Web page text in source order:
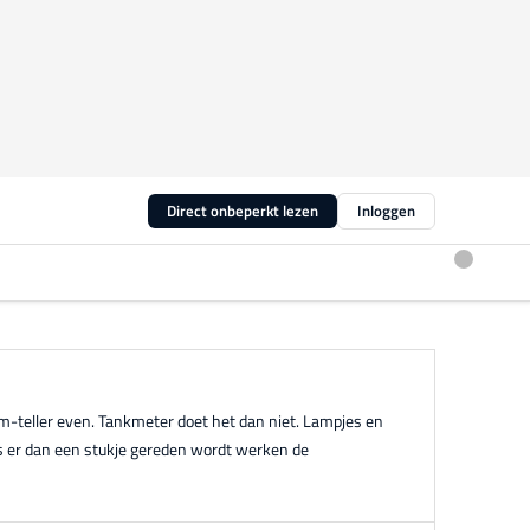
Direct onbeperkt lezen Inloggen
teller even. Tankmeter doet het dan niet. Lampjes en
dan een stukje gereden wordt werken de